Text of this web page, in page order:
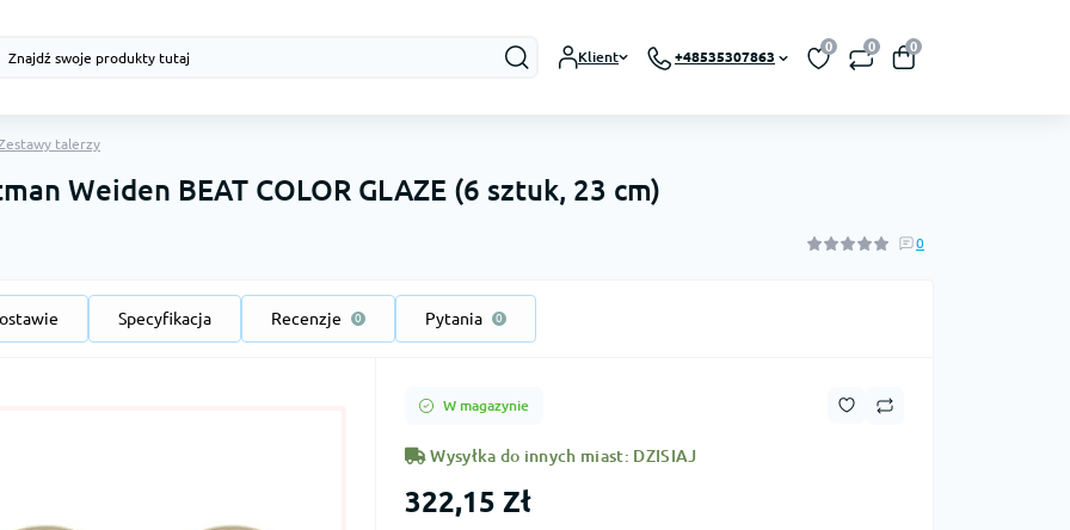
Klient +48535307863
0 0 0
talerzy
Weiden BEAT COLOR GLAZE (6 sztuk, 23 cm)
0
Specyfikacja Recenzje 0 Pytania 0
W magazynie
Wysyłka do innych miast: DZISIAJ
322,15 Zł